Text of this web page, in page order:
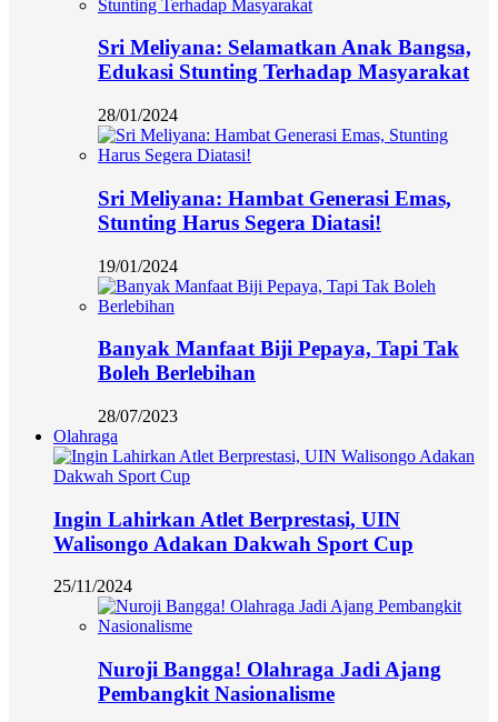
Sri Meliyana: Selamatkan Anak Bangsa,
Edukasi Stunting Terhadap Masyarakat
28/01/2024
Sri Meliyana: Hambat Generasi Emas,
Stunting Harus Segera Diatasi!
19/01/2024
Banyak Manfaat Biji Pepaya, Tapi Tak
Boleh Berlebihan
28/07/2023
Olahraga
Ingin Lahirkan Atlet Berprestasi, UIN
Walisongo Adakan Dakwah Sport Cup
25/11/2024
Nuroji Bangga! Olahraga Jadi Ajang
Pembangkit Nasionalisme